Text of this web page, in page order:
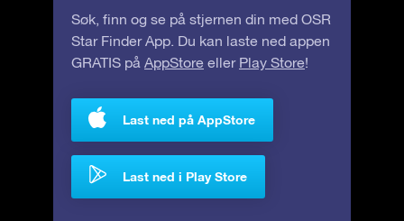
Søk, finn og se på stjernen din med OSR
Star Finder App. Du kan laste ned appen
GRATIS på AppStore eller Play Store!
Last ned på AppStore
Last ned i Play Store